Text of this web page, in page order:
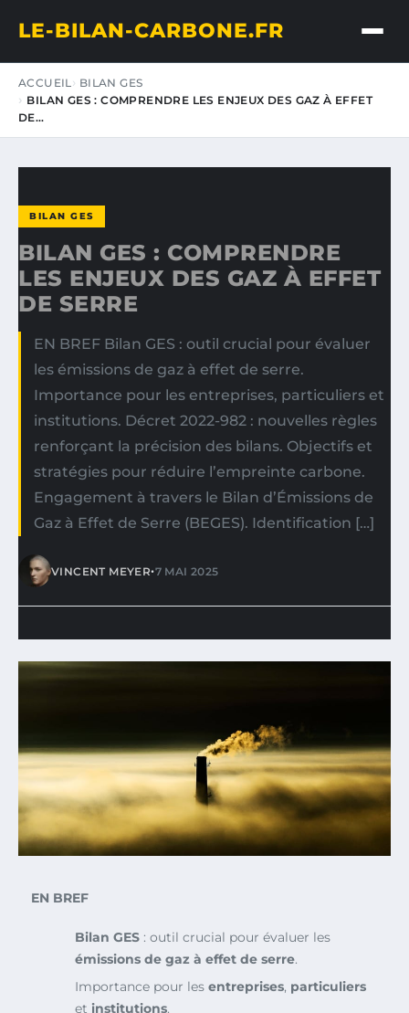
LE-BILAN-CARBONE.FR
ACCUEIL
BILAN GES
BILAN GES : COMPRENDRE LES ENJEUX DES GAZ À EFFET
DE…
BILAN GES
BILAN GES : COMPRENDRE
LES ENJEUX DES GAZ À EFFET
DE SERRE
EN BREF Bilan GES : outil crucial pour évaluer
les émissions de gaz à effet de serre.
Importance pour les entreprises, particuliers et
institutions. Décret 2022-982 : nouvelles règles
renforçant la précision des bilans. Objectifs et
stratégies pour réduire l’empreinte carbone.
Engagement à travers le Bilan d’Émissions de
Gaz à Effet de Serre (BEGES). Identification […]
VINCENT MEYER•7 MAI 2025
EN BREF
Bilan GES : outil crucial pour évaluer les
émissions de gaz à effet de serre.
Importance pour les entreprises, particuliers
et institutions.